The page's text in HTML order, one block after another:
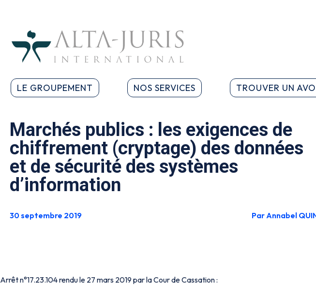
LE GROUPEMENT NOS SERVICES TROUVER UN
Marchés publics : les exigences de
chiffrement (cryptage) des données
et de sécurité des systèmes
d’information
30 septembre 2019 Par Annabel
Arrêt n°17.23.104 rendu le 27 mars 2019 par la Cour de Cassation :